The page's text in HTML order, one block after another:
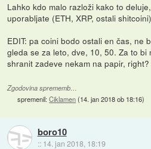
Lahko kdo malo razloži kako to
uporabljate (ETH, XRP, ostali
EDIT: pa coini bodo ostali en čas, ne
gleda se za leto, dve, 10, 50. Za to bi
shranit zadeve nekam na papir, right?
Zgodovina sprememb…
spremenil:Ciklamen(14. jan 2018 ob 18:16)
boro10
:: 14. jan 2018, 18:19